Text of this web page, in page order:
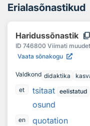
Erialasõnastikud
Haridussõnastik content_copy
ID 746800 Viimati
Vaata sõnakogu
Valdkond didaktika
et
tsitaat eelistatud
osund
en
quotation